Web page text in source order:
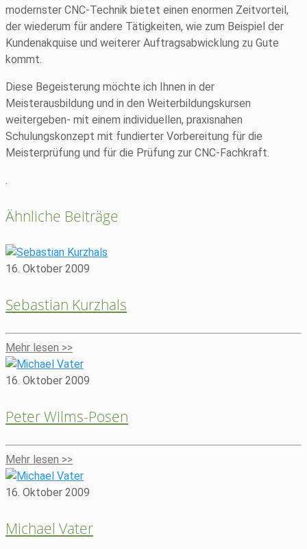
modernster CNC-Technik bietet einen enormen Zeitvorteil,
der wiederum für andere Tätigkeiten, wie zum Beispiel der
Kundenakquise und weiterer Auftragsabwicklung zu Gute
kommt.
Diese Begeisterung möchte ich Ihnen in der
Meisterausbildung und in den Weiterbildungskursen
weitergeben- mit einem individuellen, praxisnahen
Schulungskonzept mit fundierter Vorbereitung für die
Meisterprüfung und für die Prüfung zur CNC-Fachkraft.
.
Ähnliche Beiträge
16. Oktober 2009
Sebastian Kurzhals
Mehr lesen >>
16. Oktober 2009
Peter Wilms-Posen
Mehr lesen >>
16. Oktober 2009
Michael Vater